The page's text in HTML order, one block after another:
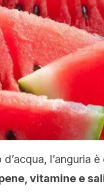
l’anguria
vitamine e